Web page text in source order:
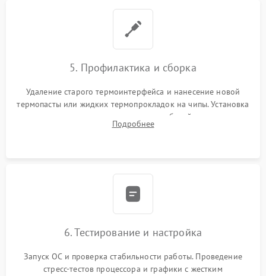
5. Профилактика и сборка
Удаление старого термоинтерфейса и нанесение новой
термопасты или жидких термопрокладок на чипы. Установка
платы в корпус, аккуратная укладка кабелей и антенн для
предотвращения пережатия. Надежное закрытие корпуса.
Подробнее
6. Тестирование и настройка
Запуск ОС и проверка стабильности работы. Проведение
стресс-тестов процессора и графики с жестким